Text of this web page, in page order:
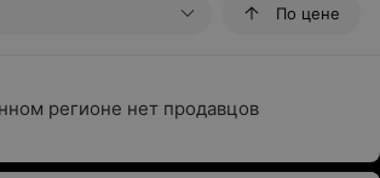
По цене
регионе нет продавцов